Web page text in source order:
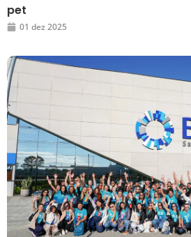
pet
01 dez 2025